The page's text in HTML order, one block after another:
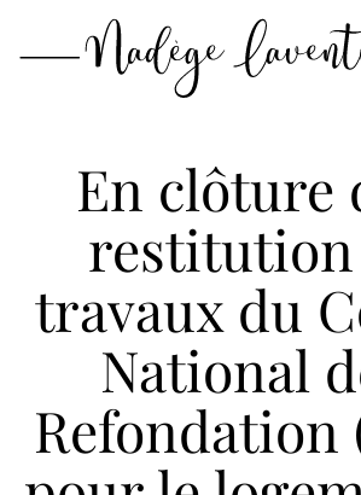
Passer
En clôture
restitution
travaux du
National
Refondation